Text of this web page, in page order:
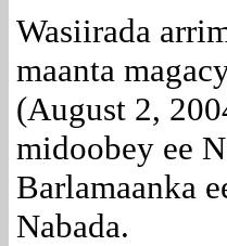
Wasiirada
maanta
(August 2,
midoobey ee
Barlamaanka
Nabada.